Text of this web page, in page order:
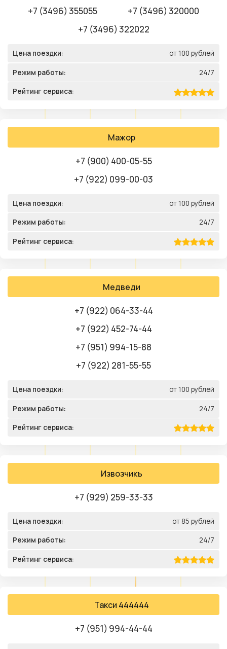
+7 (3496) 355055
+7 (3496) 320000
+7 (3496) 322022
Цена поездки: от 100 рублей
Режим работы: 24/7
Рейтинг сервиса:
Мажор
+7 (900) 400-05-55
+7 (922) 099-00-03
Цена поездки: от 100 рублей
Режим работы: 24/7
Рейтинг сервиса:
Медведи
+7 (922) 064-33-44
+7 (922) 452-74-44
+7 (951) 994-15-88
+7 (922) 281-55-55
Цена поездки: от 100 рублей
Режим работы: 24/7
Рейтинг сервиса:
Извозчикъ
+7 (929) 259-33-33
Цена поездки: от 85 рублей
Режим работы: 24/7
Рейтинг сервиса:
Такси 444444
+7 (951) 994-44-44